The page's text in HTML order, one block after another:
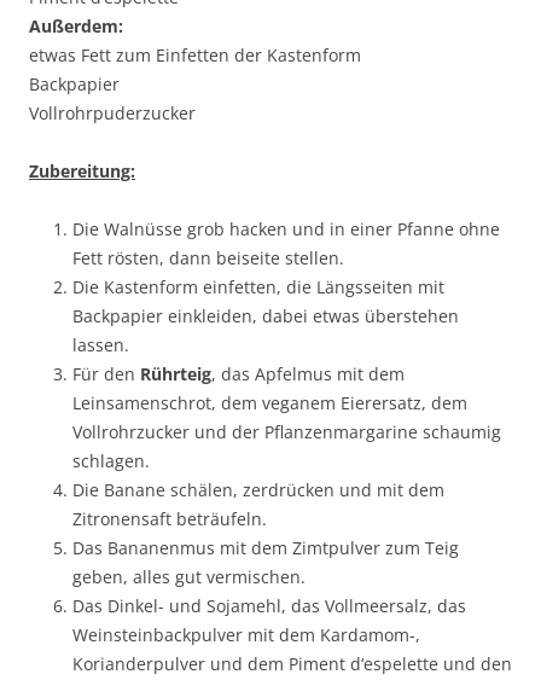
Außerdem:
etwas Fett zum Einfetten der Kastenform
Backpapier
Vollrohrpuderzucker
Zubereitung:
Die Walnüsse grob hacken und in einer Pfanne ohne
Fett rösten, dann beiseite stellen.
Die Kastenform einfetten, die Längsseiten mit
Backpapier einkleiden, dabei etwas überstehen
lassen.
Für den Rührteig, das Apfelmus mit dem
Leinsamenschrot, dem veganem Eierersatz, dem
Vollrohrzucker und der Pflanzenmargarine schaumig
schlagen.
Die Banane schälen, zerdrücken und mit dem
Zitronensaft beträufeln.
Das Bananenmus mit dem Zimtpulver zum Teig
geben, alles gut vermischen.
Das Dinkel- und Sojamehl, das Vollmeersalz, das
Weinsteinbackpulver mit dem Kardamom-,
Korianderpulver und dem Piment d‘espelette und den